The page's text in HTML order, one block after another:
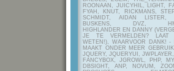
ROONAAN, JUICYHIL, LIGHT,
FYAH, KNUT, RICKMANS,
SCHMIDT, AIDAN LISTER,
BUSKENS, DVZ,
HIGHLANDER EN DANNY
JE TE VERMELDEN? LAAT
WETEN!), WAARVOOR DANK! -
MAAKT ONDER MEER GEBRUIK
JQUERY, JQUERYUI,
FANCYBOX, JGROWL, PHP,
DBSIGHT, ANP, NOVUM,